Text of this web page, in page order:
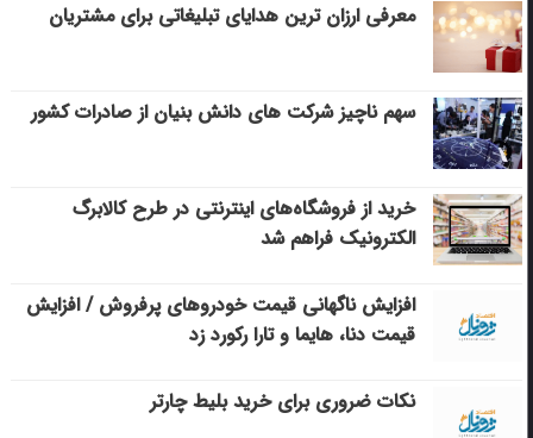
معرفی ارزان ترین هدایای تبلیغاتی برای مشتریان
سهم ناچیز شرکت های دانش بنیان از صادرات کشور
خرید از فروشگاه‌های اینترنتی در طرح کالابرگ
الکترونیک فراهم شد
افزایش ناگهانی قیمت خودروهای پرفروش / افزایش
قیمت دنا، هایما و تارا رکورد زد
نکات ضروری برای خرید بلیط چارتر